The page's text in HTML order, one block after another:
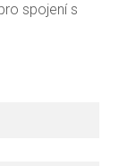
spojení s